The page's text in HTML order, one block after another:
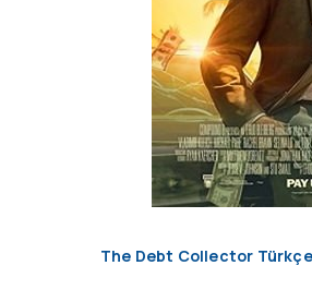
The Debt Collector Türkçe